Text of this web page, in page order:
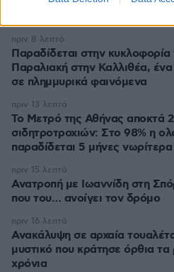
Παραδίδεται στην
Παραλιακή στην Καλλιθέα,
σε πλημμυρικά φαινόμενα
πριν 8 λεπτά
Το Μετρό της Αθήνας αποκτά
σιδητροτροχιών: Στο 98% η
παραδίδεται 5 μήνες νωρίτερα
πριν 13 λεπτά
Ανατροπή με Ιωαννίδη στη
που του… ανοίγει τον δρόμο
πριν 15 λεπτά
Ανακάλυψη σε αρχαία
μυστικό που κράτησε όρθια
χρόνια
πριν 16 λεπτά